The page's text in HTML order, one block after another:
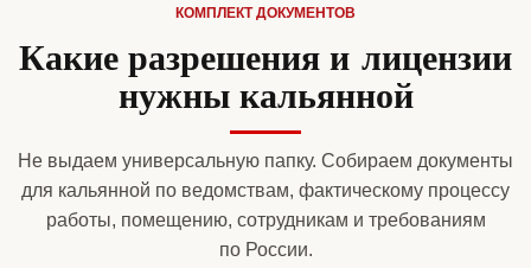
КОМПЛЕКТ ДОКУМЕНТОВ
Какие разрешения и лицензии
нужны кальянной
Не выдаем универсальную папку. Собираем документы
для кальянной по ведомствам, фактическому процессу
работы, помещению, сотрудникам и требованиям
по России.